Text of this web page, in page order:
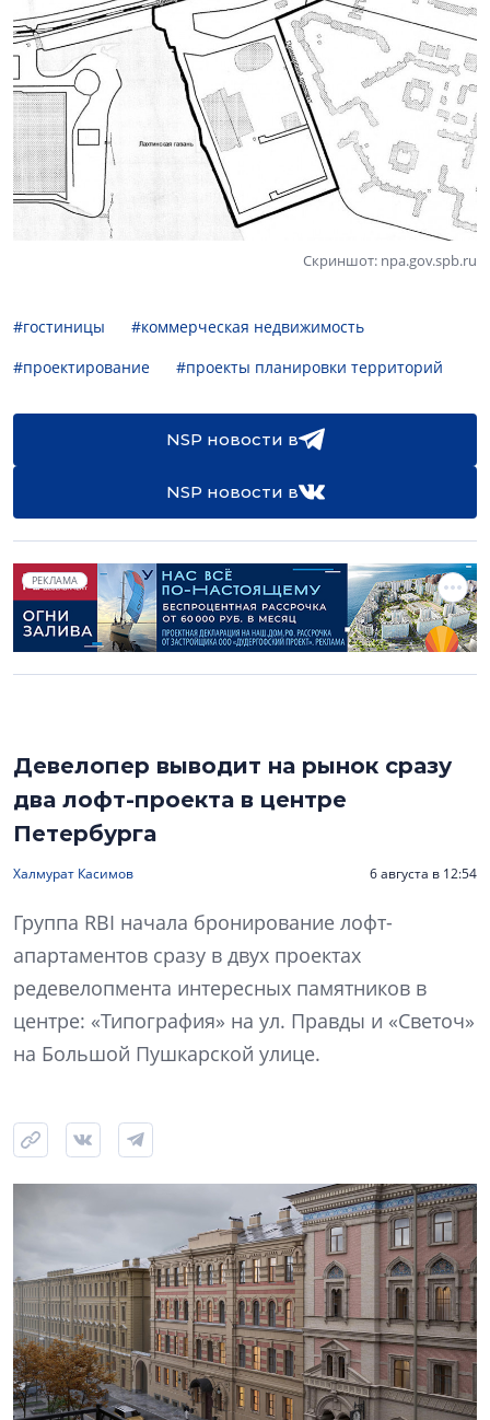
Скриншот: npa.gov.spb.ru
#гостиницы
#коммерческая недвижимость
#проектирование
#проекты планировки территорий
NSP новости в
NSP новости в
РЕКЛАМА
Девелопер выводит на рынок сразу
два лофт-проекта в центре
Петербурга
Халмурат Касимов 6 августа в 12:54
Группа RBI начала бронирование лофт-
апартаментов сразу в двух проектах
редевелопмента интересных памятников в
центре: «Типография» на ул. Правды и «Светоч»
на Большой Пушкарской улице.